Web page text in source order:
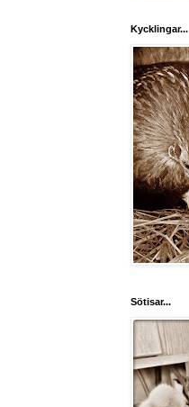
Kycklingar...
Sötisar...